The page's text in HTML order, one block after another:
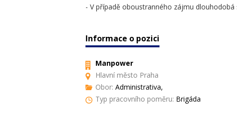
- V případě oboustranného zájmu dlouhodobá
Informace o pozici
Manpower
Hlavní město Praha
Obor: Administrativa,
Typ pracovního poměru: Brigáda